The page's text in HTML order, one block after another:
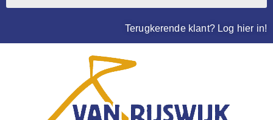
Terugkerende klant? Log hier in!